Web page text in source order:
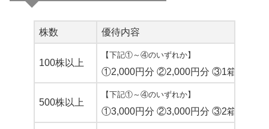
株数 優待内容
100株以上
【下記①～④のいずれか】
①2,000円分 ②2,000円分 ③1箱 ④約
500株以上
【下記①～④のいずれか】
①3,000円分 ②3,000円分 ③2箱 ④約